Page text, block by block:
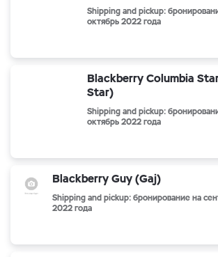
Shipping and pickup:
октябрь 2022 года
Blackberry Columbia
Star)
Shipping and pickup:
октябрь 2022 года
Blackberry Guy (Gaj)
Shipping and pickup: бронирование на
2022 года